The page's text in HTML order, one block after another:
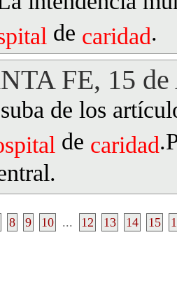
de caridad.
FE, 15
de los
de caridad
8 9 10 ... 12 13 14 15